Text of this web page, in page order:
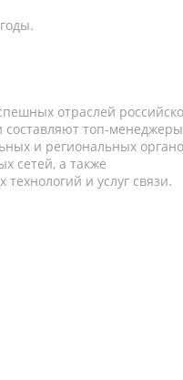
отраслей
составляют топ-
и региональных
сетей, а также
и услуг связи.